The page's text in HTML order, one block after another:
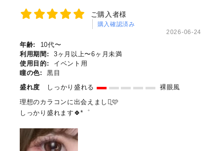
ご購入者様
購入確認済み
2026-06-24
年齢:
10代〜
利用期間:
3ヶ月以上〜6ヶ月未満
使用目的:
イベント用
瞳の色:
黒目
盛れ度
しっかり盛れる
裸眼風
理想のカラコンに出会えました͈🩷
しっかり盛れます🍀*゜